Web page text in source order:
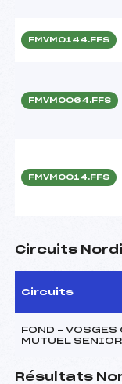
FMVM0144.FFS
FMVM0064.FFS
FMVM0014.FFS
Circuits
Circuits
FOND –
MUTUEL
Résultats